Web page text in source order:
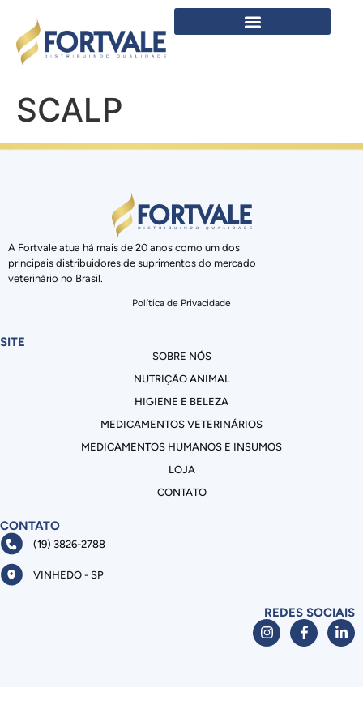
SCALP
A Fortvale atua há mais de 20 anos como um dos
principais distribuidores de suprimentos do mercado
veterinário no Brasil.
Política de Privacidade
SITE
SOBRE NÓS
NUTRIÇÃO ANIMAL
HIGIENE E BELEZA
MEDICAMENTOS VETERINÁRIOS
MEDICAMENTOS HUMANOS E INSUMOS
LOJA
CONTATO
CONTATO
(19) 3826-2788
VINHEDO - SP
REDES SOCIAIS